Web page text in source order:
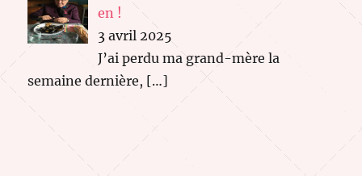
en !
3 avril 2025
J’ai perdu ma grand-mère la
semaine dernière, […]